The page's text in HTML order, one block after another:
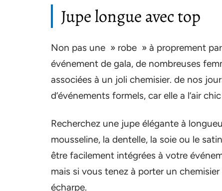
Jupe longue avec top
Non pas une » robe » à proprement
événement de gala, de nombreuses
associées à un joli chemisier. de nos
d’événements formels, car elle a l’air
Recherchez une jupe élégante à
mousseline, la dentelle, la soie ou le
être facilement intégrées à votre
mais si vous tenez à porter un
écharpe.